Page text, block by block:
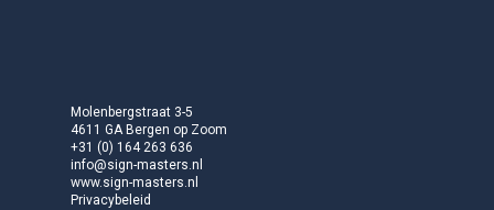
Molenbergstraat 3-5
4611 GA Bergen op Zoom
+31 (0) 164 263 636
info@sign-masters.nl
www.sign-masters.nl
Privacybeleid